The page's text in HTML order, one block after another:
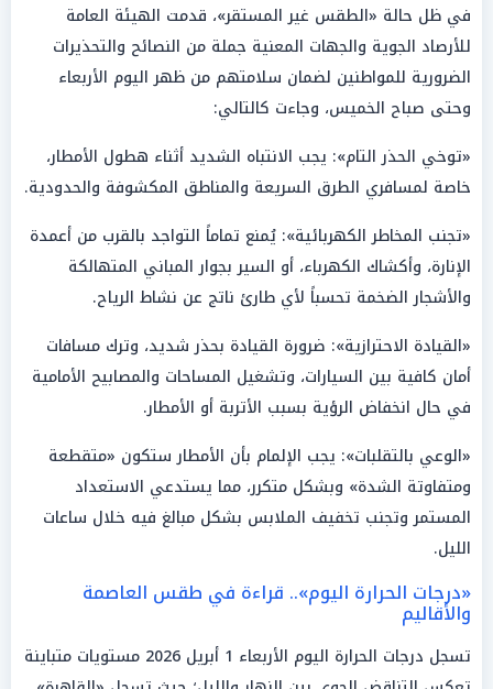
في ظل حالة «الطقس غير المستقر»، قدمت الهيئة العامة
للأرصاد الجوية والجهات المعنية جملة من النصائح والتحذيرات
الضرورية للمواطنين لضمان سلامتهم من ظهر اليوم الأربعاء
وحتى صباح الخميس، وجاءت كالتالي:
«توخي الحذر التام»: يجب الانتباه الشديد أثناء هطول الأمطار،
خاصة لمسافري الطرق السريعة والمناطق المكشوفة والحدودية.
«تجنب المخاطر الكهربائية»: يُمنع تماماً التواجد بالقرب من أعمدة
الإنارة، وأكشاك الكهرباء، أو السير بجوار المباني المتهالكة
والأشجار الضخمة تحسباً لأي طارئ ناتج عن نشاط الرياح.
«القيادة الاحترازية»: ضرورة القيادة بحذر شديد، وترك مسافات
أمان كافية بين السيارات، وتشغيل المساحات والمصابيح الأمامية
في حال انخفاض الرؤية بسبب الأتربة أو الأمطار.
«الوعي بالتقلبات»: يجب الإلمام بأن الأمطار ستكون «متقطعة
ومتفاوتة الشدة» وبشكل متكرر، مما يستدعي الاستعداد
المستمر وتجنب تخفيف الملابس بشكل مبالغ فيه خلال ساعات
الليل.
«درجات الحرارة اليوم».. قراءة في طقس العاصمة
والأقاليم
تسجل درجات الحرارة اليوم الأربعاء 1 أبريل 2026 مستويات متباينة